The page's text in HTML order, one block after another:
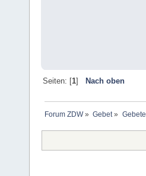
Seiten: [1] Nach oben
Forum ZDW» Gebet» Gebete